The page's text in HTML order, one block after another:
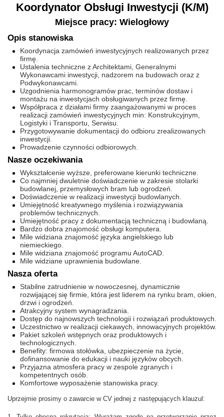
Koordynator Obsługi Inwestycji (K/M)
Miejsce pracy: Wielogłowy
Opis stanowiska
Koordynacja zamówień inwestycyjnych realizowanych przez
firmę.
Ustalenia techniczne z Architektami, Generalnymi
Wykonawcami inwestycji, nadzorem na budowach oraz z
Podwykonawcami.
Uzgodnienia harmonogramów prac, terminów dostaw i
montażu na inwestycjach obsługiwanych przez firmę.
Współpraca z działami firmy zaangażowanymi w proces
realizacji zamówień inwestycyjnych min: Konstrukcyjnym,
Logistyki i Transportu, Serwisu.
Przygotowywanie dokumentacji do odbioru zrealizowanych
inwestycji.
Prowadzenie czynności odbiorowych.
Nasze oczekiwania
Wykształcenie wyższe, preferowane kierunki techniczne.
Co najmniej dwuletnie doświadczenie w zakresie stolarki
budowlanej, przemysłowych bram lub ogrodzeń.
Doświadczenie w realizacji inwestycji budowlanych.
Umiejętność kreatywnego myślenia i rozwiązywania
problemów technicznych.
Umiejętność pracy z dokumentacją techniczną i budowlaną.
Bardzo dobra znajomość obsługi komputera.
Mile widziana znajomość języka angielskiego lub
niemieckiego.
Mile widziana znajomość programu AutoCAD.
Mile widziane uprawnienia budowlane.
Nasza oferta
Stabilne zatrudnienie w nowoczesnej, dynamicznie
rozwijającej się firmie, która jest liderem na rynku bram, okien,
drzwi i ogrodzeń.
Atrakcyjny system wynagradzania.
Dostęp do najnowszych technologii i rozwiązań produktowych.
Uczestnictwo w realizacji ciekawych, innowacyjnych projektów.
Pakiet szkoleń wstępnych oraz produktowych i
technologicznych.
Benefity: firmowa stołówka, ubezpieczenie na życie,
dofinansowanie do edukacji i nauki języków obcych.
Przyjazna atmosfera pracy w zespole zgranych i
kompetentnych osób.
Komfortowe wyposażenie stanowiska pracy.
Uprzejmie prosimy o zawarcie w CV jednej z następujących klauzul: